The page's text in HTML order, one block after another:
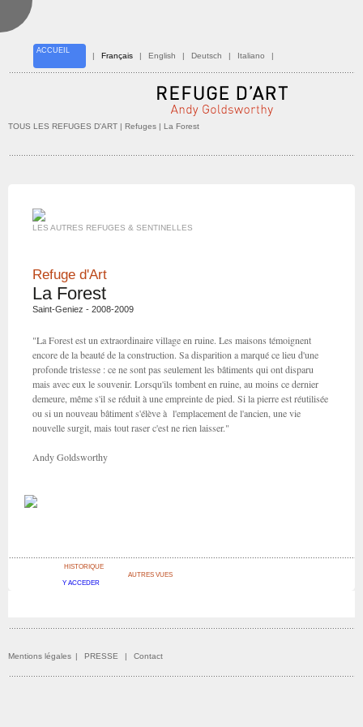
ACCUEIL
| Français | English | Deutsch | Italiano |
TOUS LES REFUGES D'ART | Refuges | La Forest
LES AUTRES REFUGES & SENTINELLES
Refuge d'Art
La Forest
Saint-Geniez - 2008-2009
"La Forest est un extraordinaire village en ruine. Les maisons témoignent
encore de la beauté de la construction. Sa disparition a marqué ce lieu d'une
profonde tristesse : ce ne sont pas seulement les bâtiments qui ont disparu
mais avec eux le souvenir. Lorsqu'ils tombent en ruine, au moins ce dernier
demeure, même s'il se réduit à une empreinte de pied. Si la pierre est réutilisée
ou si un nouveau bâtiment s'élève à l'emplacement de l'ancien, une vie
nouvelle surgit, mais tout raser c'est ne rien laisser."
Andy Goldsworthy
HISTORIQUE
Y ACCEDER
AUTRES VUES
Mentions légales | PRESSE | Contact